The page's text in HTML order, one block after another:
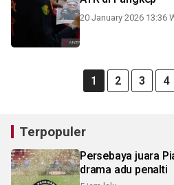
20 January 2026 13:36
1 2 3 4
Terpopuler
Persebaya juara
drama adu penalti